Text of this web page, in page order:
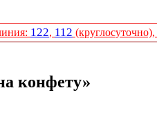
122, 112 (круглосуточно),
конфету»